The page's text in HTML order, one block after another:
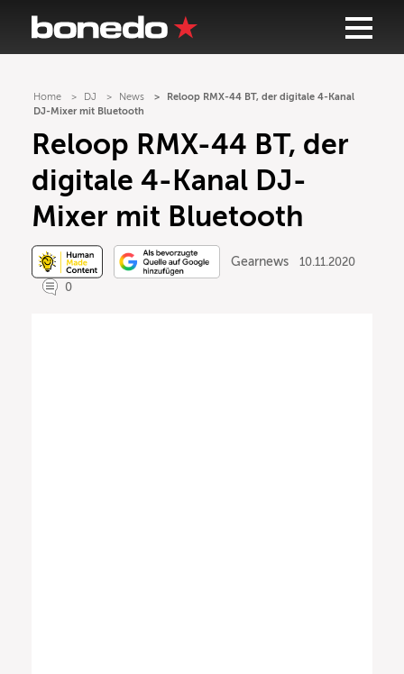
Home DJ News
Reloop RMX-44 BT, der digitale 4-Kanal
DJ-Mixer mit Bluetooth
Reloop RMX-44 BT, der
digitale 4-Kanal DJ-
Mixer mit Bluetooth
Gearnews
10.11.2020
0